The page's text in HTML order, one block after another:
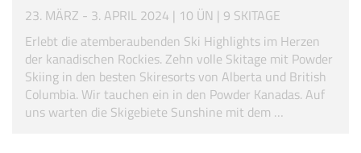
23. MÄRZ - 3. APRIL 2024 | 10 ÜN | 9 SKITAGE
Erlebt die atemberaubenden Ski Highlights im Herzen
der kanadischen Rockies. Zehn volle Skitage mit Powder
Skiing in den besten Skiresorts von Alberta und British
Columbia. Wir tauchen ein in den Powder Kanadas. Auf
uns warten die Skigebiete Sunshine mit dem …